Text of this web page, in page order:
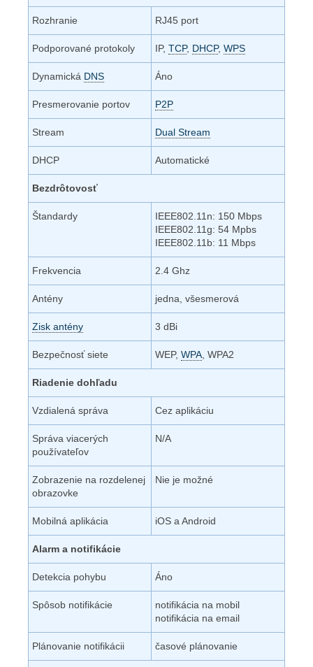
Rozhranie RJ45 port
Podporované protokoly IP, TCP, DHCP, WPS
Dynamická DNS Áno
Presmerovanie portov P2P
Stream Dual Stream
DHCP Automatické
Bezdrôtovosť
Štandardy
IEEE802.11n: 150 Mbps
IEEE802.11g: 54 Mpbs
IEEE802.11b: 11 Mbps
Frekvencia 2.4 Ghz
Antény jedna, všesmerová
Zisk antény 3 dBi
Bezpečnosť siete WEP, WPA , WPA2
Riadenie dohľadu
Vzdialená správa Cez aplikáciu
Správa viacerých
používateľov
N/A
Zobrazenie na rozdelenej
obrazovke
Nie je možné
Mobilná aplikácia iOS a Android
Alarm a notifikácie
Detekcia pohybu Áno
Spôsob notifikácie
notifikácia na mobil
notifikácia na email
Plánovanie notifikácii časové plánovanie